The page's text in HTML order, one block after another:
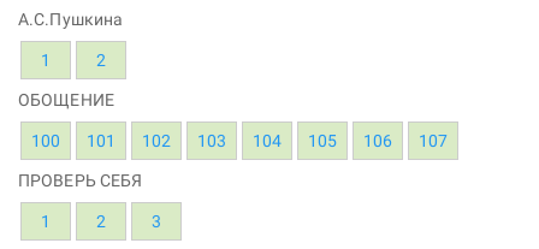
А.С.Пушкина
1 2
ОБОЩЕНИЕ
100 101 102 103 104 105 106 107
ПРОВЕРЬ СЕБЯ
1 2 3